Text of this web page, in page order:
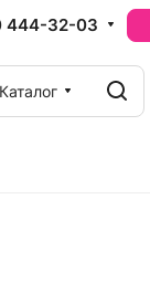
444-32-03
Каталог